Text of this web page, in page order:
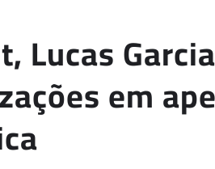
Lucas
em